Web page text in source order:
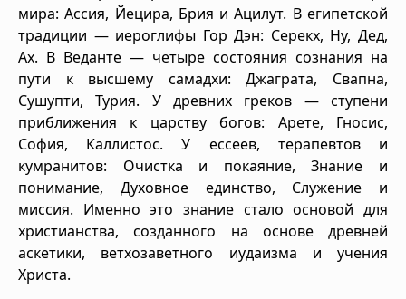
мира: Ассия, Йецира, Брия и Ацилут. В египетской
традиции — иероглифы Гор Дэн: Серекх, Ну, Дед,
Ах. В Веданте — четыре состояния сознания на
пути к высшему самадхи: Джаграта, Свапна,
Сушупти, Турия. У древних греков — ступени
приближения к царству богов: Арете, Гносис,
София, Каллистос. У ессеев, терапевтов и
кумранитов: Очистка и покаяние, Знание и
понимание, Духовное единство, Служение и
миссия. Именно это знание стало основой для
христианства, созданного на основе древней
аскетики, ветхозаветного иудаизма и учения
Христа.